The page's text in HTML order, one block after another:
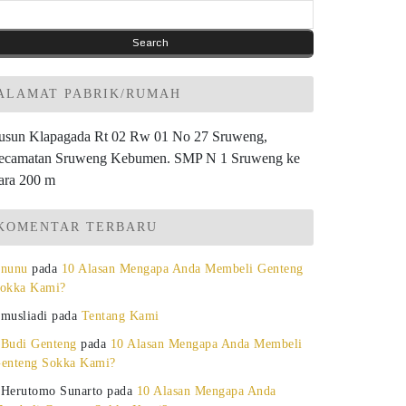
PABRIK/RUMAH
Klapagada Rt 02 Rw 01 No 27 Sruweng,
Sruweng Kebumen. SMP N 1 Sruweng ke
200 m
TERBARU
nunu pada 10 Alasan Mengapa Anda Membeli Genteng
Kami?
musliadi pada Tentang Kami
Budi Genteng pada 10 Alasan Mengapa Anda Membeli
Sokka Kami?
Herutomo Sunarto pada 10 Alasan Mengapa Anda